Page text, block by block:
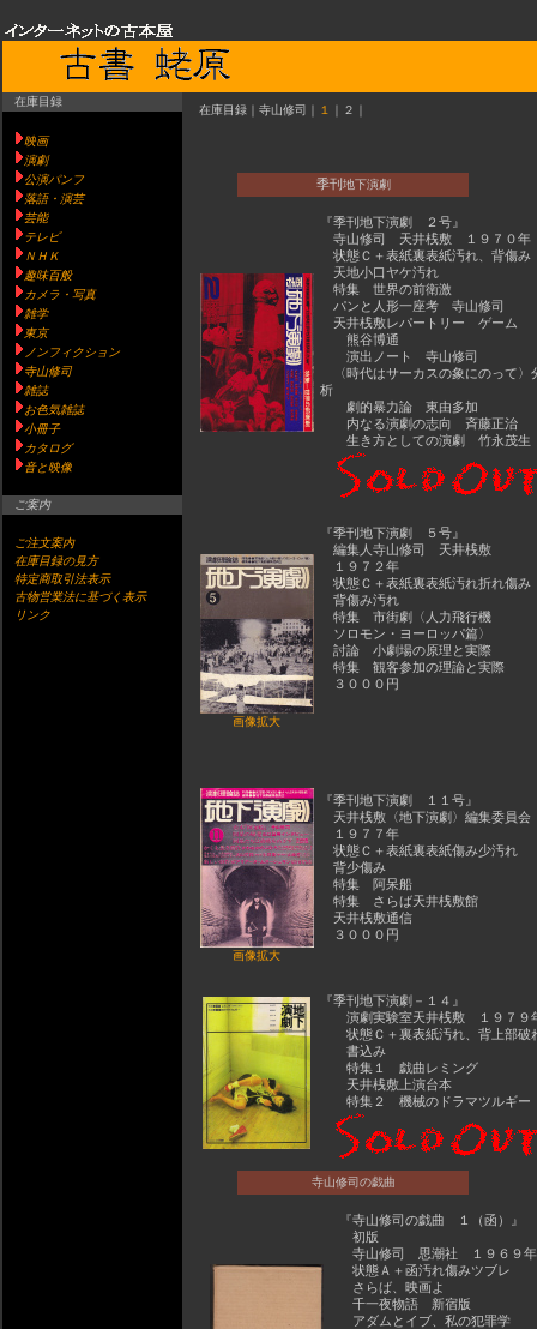
在庫目録
映画
演劇
公演パンフ
落語・演芸
芸能
テレビ
ＮＨＫ
趣味百般
カメラ・写真
雑学
東京
ノンフィクション
寺山修司
雑誌
お色気雑誌
小冊子
カタログ
音と映像
ご案内
ご注文案内
在庫目録の見方
特定商取引法表示
古物営業法に基づく表示
リンク
在庫目録｜寺山修司｜ １ ｜２｜
季刊地下演劇
『季刊地下演劇 ２号』
寺山修司 天井桟敷 １９７０年
状態Ｃ＋表紙裏表紙汚れ、背傷み
天地小口ヤケ汚れ
特集 世界の前衛激
パンと人形一座考 寺山修司
天井桟敷レパートリー ゲーム
熊谷博通
演出ノート 寺山修司
〈時代はサーカスの象にのって〉
析
劇的暴力論 東由多加
内なる演劇の志向 斉藤正治
生き方としての演劇 竹永茂生
画像拡大
『季刊地下演劇 ５号』
編集人寺山修司 天井桟敷
１９７２年
状態Ｃ＋表紙裏表紙汚れ折れ傷み
背傷み汚れ
特集 市街劇〈人力飛行機
ソロモン・ヨーロッパ篇〉
討論 小劇場の原理と実際
特集 観客参加の理論と実際
３０００円
画像拡大
『季刊地下演劇 １１号』
天井桟敷〈地下演劇〉編集委員
１９７７年
状態Ｃ＋表紙裏表紙傷み少汚れ
背少傷み
特集 阿呆船
特集 さらば天井桟敷館
天井桟敷通信
３０００円
『季刊地下演劇－１４』
演劇実験室天井桟敷 １９７９
状態Ｃ＋裏表紙汚れ、背上部破
書込み
特集１ 戯曲レミング
天井桟敷上演台本
特集２ 機械のドラマツルギー
寺山修司の戯曲
『寺山修司の戯曲 １（函）』
初版
寺山修司 思潮社 １９６９年
状態Ａ＋函汚れ傷みツブレ
さらば、映画よ
千一夜物語 新宿版
アダムとイブ、私の犯罪学